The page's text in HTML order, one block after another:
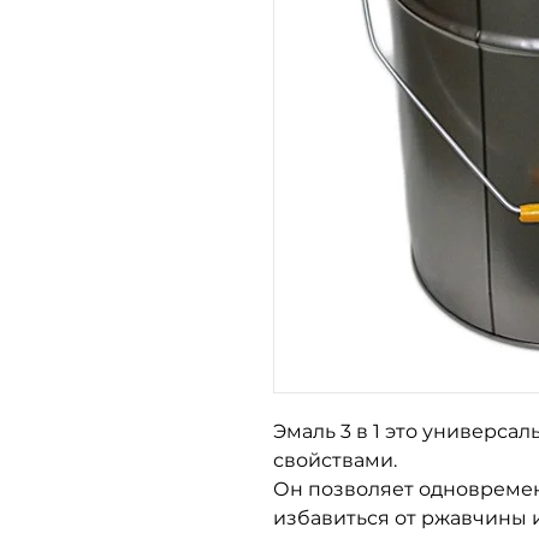
Эмаль 3 в 1 это
свойствами.
Он позволяет
избавиться от ржавчины